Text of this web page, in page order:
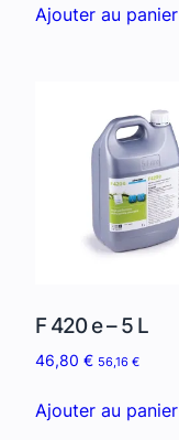
Ajouter au panier
F 420 e – 5 L
46,80 € 56,16 €
Ajouter au panier